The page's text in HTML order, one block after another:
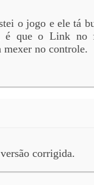
o jogo e ele tá
é que o Link no
no controle.
corrigida.